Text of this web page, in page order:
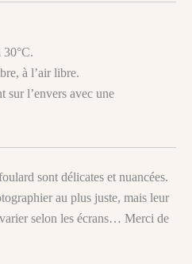
30°C.
à l’air libre.
sur l’envers avec une
sont délicates et nuancées.
au plus juste, mais leur
selon les écrans… Merci de